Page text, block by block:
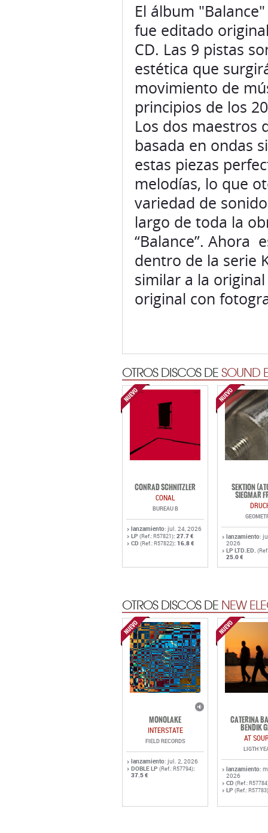
El álbum
fue editado
CD. Las 9 pistas
estética que
movimiento de
principios de los
Los dos maestros
basada en ondas
estas piezas
melodías, lo que
variedad de
largo de toda la
“Balance”. Ahora
dentro de la serie
similar a la
original con
OTROS DISCOS DESOUND
CONRAD SCHNITZLER
CONAL
BUREAU B
lanzamiento: jul. 24, 2026
LP (Ref.: R57821): 27.7 €
CD (Ref.: R57822): 16.8 €
SEKTION
SIEGMAR
lanzamiento:
2026
LP LTD.ED.
25.0 €
OTROS DISCOS DE NEW
MONOLAKE
INTERSTATE
FIELD RECORDS
lanzamiento: jul. 2, 2026
DOBLE LP (Ref.: R57794):
37.5 €
CATERINA
BENDIK
AT
LIGTH
lanzamiento:
2026
CD (Ref.:
LP (Ref.: R57783)